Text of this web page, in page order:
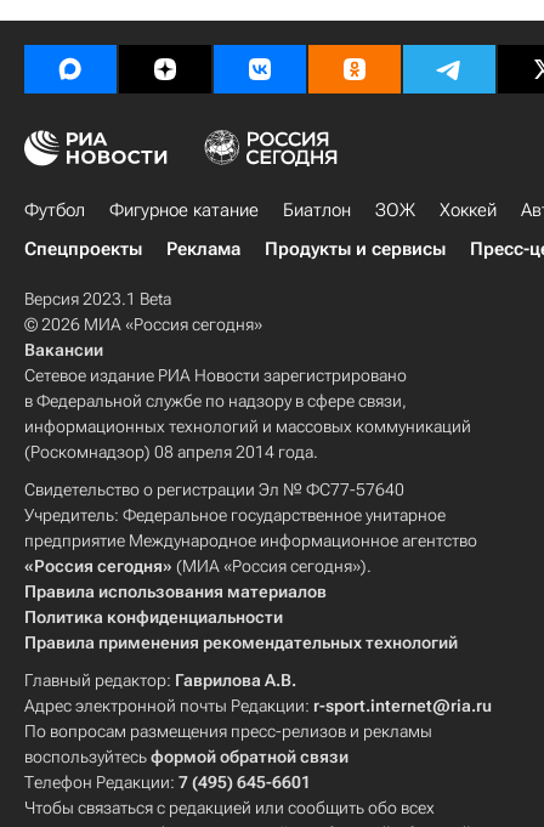
Футбол Фигурное катание Биатлон ЗОЖ Хоккей
Спецпроекты
Реклама Продукты и сервисы Пресс-
Версия 2023.1 Beta
© 2026 МИА «Россия сегодня»
Вакансии
Сетевое издание РИА Новости зарегистрировано
в Федеральной службе по надзору в сфере связи,
информационных технологий и массовых коммуникаций
(Роскомнадзор) 08 апреля 2014 года.
Свидетельство о регистрации Эл № ФС77-57640
Учредитель: Федеральное государственное унитарное
предприятие Международное информационное агентство
«Россия сегодня» (МИА «Россия сегодня»).
Правила использования материалов
Политика конфиденциальности
Правила применения рекомендательных технологий
Главный редактор: Гаврилова А.В.
Адрес электронной почты Редакции: r-sport.internet@ria.ru
По вопросам размещения пресс-релизов и рекламы
воспользуйтесьформой обратной связи
Телефон Редакции: 7 (495) 645-6601
Чтобы связаться с редакцией или сообщить обо всех